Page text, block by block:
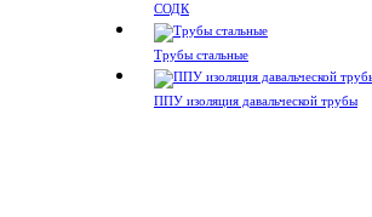
СОДК
Трубы стальные
ППУ изоляция давальческой трубы